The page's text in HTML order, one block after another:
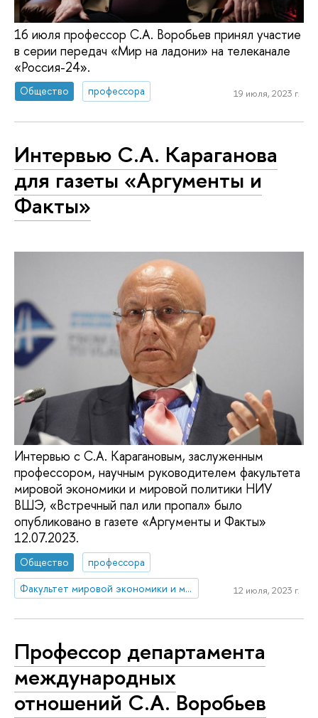
16 июля профессор С.А. Воробьев принял участие
в серии передач «Мир на ладони» на телеканале
«Россия-24».
Общество профессора 19 июля, 2023 г.
Интервью С.А. Караганова
для газеты «Аргументы и
Факты»
Интервью с С.А. Карагановым, заслуженным
профессором, научным руководителем факультета
мировой экономики и мировой политики НИУ
ВШЭ, «Встречный пал или пропал» было
опубликовано в газете «Аргументы и Факты»
12.07.2023.
Общество
профессора
Факультет мировой экономики и мировой политики
12 июля, 2023 г.
Профессор департамента
международных
отношений С.А. Воробьев